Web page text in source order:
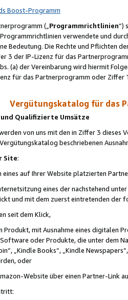
Boost-Programm
(„Programmrichtlinien“)
verwendete und
Bedeutung. Die Rechte und Pflichten
3 der IP-Lizenz für das
(a) der Vereinbarung wird hiermit
für das Partnerprogramm oder
Vergütungskatalog für das
Qualifizierte Umsätze
von uns mit den in Ziffer 3
beschriebenen
Site:
auf Ihrer Website platzierten
eines der nachstehend
und mit dem zuerst eintretenden der
seit dem Klick,
mit Ausnahme eines digitalen
oder Produkte, die unter dem
„Kindle Books“, „Kindle
oder
Website über einen Partner-Link